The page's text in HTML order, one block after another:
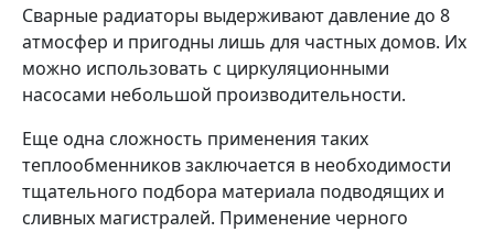
Сварные радиаторы выдерживают давление до 8
атмосфер и пригодны лишь для частных домов. Их
можно использовать с циркуляционными
насосами небольшой производительности.
Еще одна сложность применения таких
теплообменников заключается в необходимости
тщательного подбора материала подводящих и
сливных магистралей. Применение черного